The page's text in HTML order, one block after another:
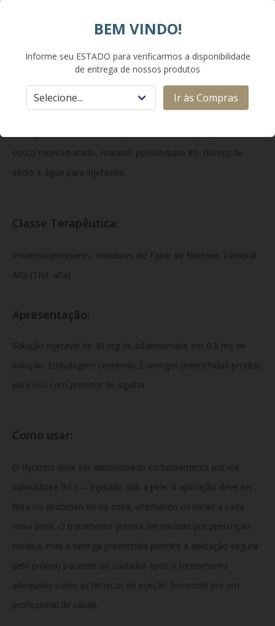
inflamação e destruição tecidual vistos em doenças
Composição:
Cada seringa preenchida (0,8 mL) de solução injetável contém
cítrico monoidratado, manitol, polissorbato 80, cloreto de
sódio e água para injetáveis.
Classe Terapêutica:
Imunossupressores, Inibidores do Fator de Necrose Tumoral
Alfa (TNF-alfa).
Apresentação:
Solução injetável de 40 mg de adalimumabe em 0,8 mL de
solução. Embalagem contendo 2 seringas preenchidas prontas
para uso com protetor de agulha.
Como usar:
O Hyrimoz deve ser administrado exclusivamente por via
subcutânea (SC) — injetado sob a pele. A aplicação deve ser
feita no abdômen ou na coxa, alternando os locais a cada
nova dose. O tratamento precisa ser iniciado por prescrição
médica, mas a seringa preenchida permite a aplicação segura
pelo próprio paciente ou cuidador após o treinamento
adequado sobre as técnicas de injeção fornecido por um
profissional de saúde.
BEM VINDO!
Informe seu ESTADO para verificarmos a disponibilidade
de entrega de nossos produtos
Ir às Compras